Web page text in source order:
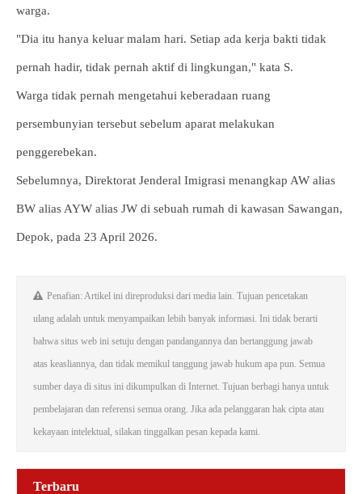
warga.
"Dia itu hanya keluar malam hari. Setiap ada kerja bakti tidak
pernah hadir, tidak pernah aktif di lingkungan," kata S.
Warga tidak pernah mengetahui keberadaan ruang
persembunyian tersebut sebelum aparat melakukan
penggerebekan.
Sebelumnya, Direktorat Jenderal Imigrasi menangkap AW alias
BW alias AYW alias JW di sebuah rumah di kawasan Sawangan,
Depok, pada 23 April 2026.
Penafian: Artikel ini direproduksi dari media lain. Tujuan pencetakan
ulang adalah untuk menyampaikan lebih banyak informasi. Ini tidak berarti
bahwa situs web ini setuju dengan pandangannya dan bertanggung jawab
atas keasliannya, dan tidak memikul tanggung jawab hukum apa pun. Semua
sumber daya di situs ini dikumpulkan di Internet. Tujuan berbagi hanya untuk
pembelajaran dan referensi semua orang. Jika ada pelanggaran hak cipta atau
kekayaan intelektual, silakan tinggalkan pesan kepada kami.
Terbaru